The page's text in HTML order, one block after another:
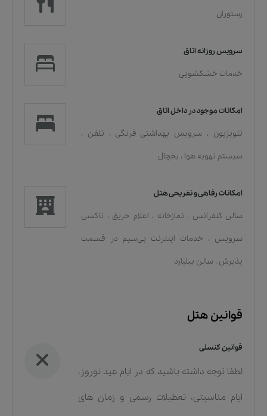
رستوران
سرویس روزانه اتاق
خدمات خشکشویی
امکانات موجود در داخل اتاق
تلویزیون ، سرویس بهداشتی فرنگی ، تلفن ،
سیستم تهویه هوا ، یخچال
امکانات رفاهی و تفریحی هتل
سالن کنفرانس ، نمازخانه ، اعلام حریق ، تاکسی
سرویس ، خدمات اينترنت بی‌سیم در قسمت
پذیرش ، سالن بیلیارد
قوانین هتل
قوانین کنسلی
لطفا توجه داشته باشید که در ایام عید نوروز،
ایام مناسبتی، تعطیلات رسمی و زمان های